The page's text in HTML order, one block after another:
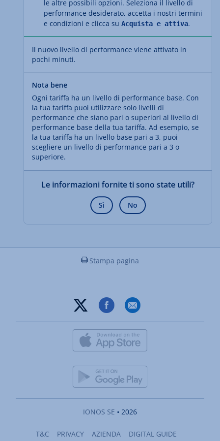
le altre possibili opzioni. Seleziona il livello di
performance desiderato, accetta i nostri termini
e condizioni e clicca su Acquista e attiva.
Il nuovo livello di performance viene attivato in
pochi minuti.
Nota bene
Ogni tariffa ha un livello di performance base. Con
la tua tariffa puoi utilizzare solo livelli di
performance che siano pari o superiori al livello di
performance base della tua tariffa. Ad esempio, se
la tua tariffa ha un livello base pari a 3, puoi
scegliere un livello di performance pari a 3 o
superiore.
Le informazioni fornite ti sono state utili?
Sì No
Stampa pagina
IONOS SE • 2026
T&C PRIVACY AZIENDA DIGITAL GUIDE